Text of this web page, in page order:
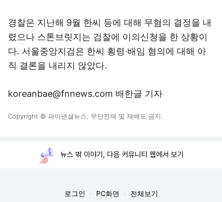
경찰은 지난해 9월 한씨 등에 대해 무혐의 결정을 내
렸으나 스톤브릿지는 검찰에 이의신청을 한 상황이
다. 서울중앙지검은 한씨 횡령·배임 혐의에 대해 아
직 결론을 내리지 않았다.
koreanbae@fnnews.com 배한글 기자
Copyright © 파이낸셜뉴스. 무단전재 및 재배포 금지.
뉴스 밖 이야기, 다음 커뮤니티 웹에서 보기
로그인 PC화면 전체보기